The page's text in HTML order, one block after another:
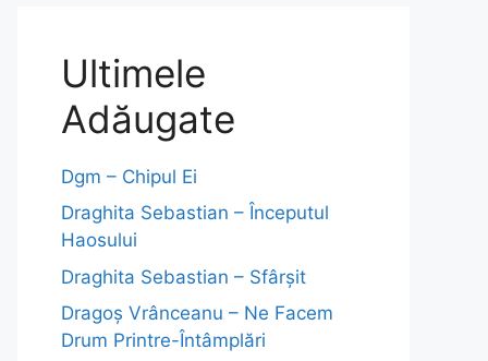
Ultimele
Adăugate
Dgm – Chipul Ei
Draghita Sebastian – Începutul
Haosului
Draghita Sebastian – Sfârșit
Dragoş Vrânceanu – Ne Facem
Drum Printre-Întâmplări